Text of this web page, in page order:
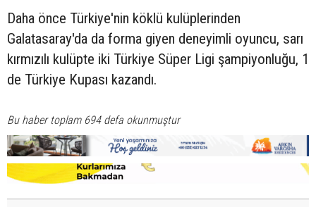
Daha önce Türkiye'nin köklü kulüplerinden
Galatasaray'da da forma giyen deneyimli oyuncu, sarı
kırmızılı kulüpte iki Türkiye Süper Ligi şampiyonluğu, 1
de Türkiye Kupası kazandı.
Bu haber toplam 694 defa okunmuştur